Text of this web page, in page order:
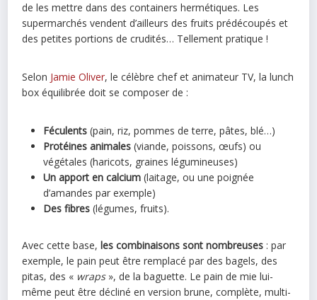
de les mettre dans des containers hermétiques. Les
supermarchés vendent d’ailleurs des fruits prédécoupés et
des petites portions de crudités… Tellement pratique !
Selon Jamie Oliver, le célèbre chef et animateur TV, la lunch
box équilibrée doit se composer de :
Féculents (pain, riz, pommes de terre, pâtes, blé…)
Protéines animales (viande, poissons, œufs) ou
végétales (haricots, graines légumineuses)
Un apport en calcium (laitage, ou une poignée
d’amandes par exemple)
Des fibres (légumes, fruits).
Avec cette base, les combinaisons sont nombreuses : par
exemple, le pain peut être remplacé par des bagels, des
pitas, des « wraps », de la baguette. Le pain de mie lui-
même peut être décliné en version brune, complète, multi-